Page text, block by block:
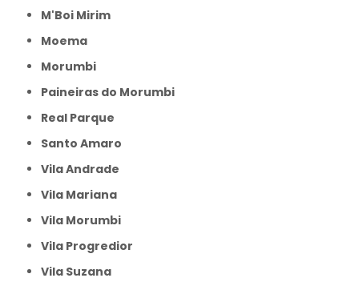
M'Boi Mirim
Moema
Morumbi
Paineiras do Morumbi
Real Parque
Santo Amaro
Vila Andrade
Vila Mariana
Vila Morumbi
Vila Progredior
Vila Suzana